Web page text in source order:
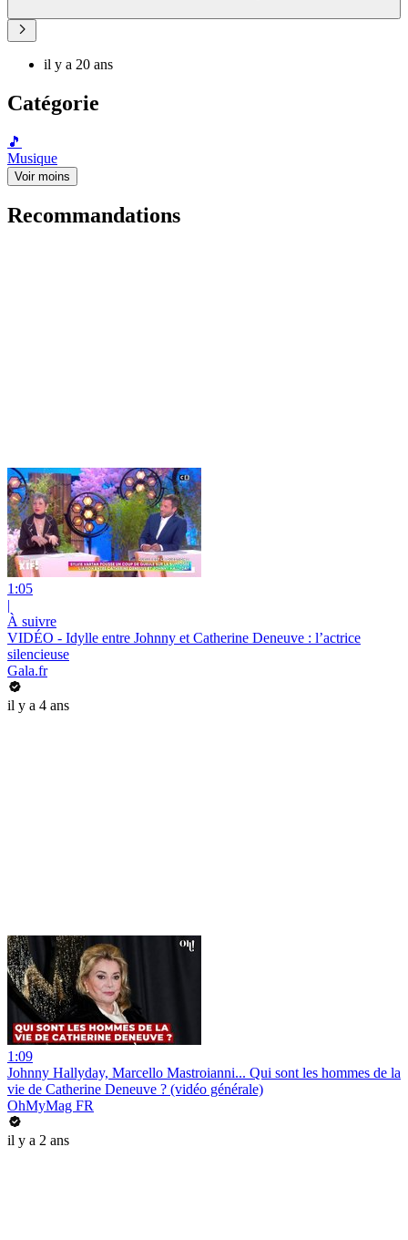
il y a 20 ans
Catégorie
🎵
Musique
Voir moins
Recommandations
1:05
|
À suivre
VIDÉO - Idylle entre Johnny et Catherine Deneuve : l’actrice
silencieuse
Gala.fr
il y a 4 ans
1:09
Johnny Hallyday, Marcello Mastroianni... Qui sont les hommes de la
vie de Catherine Deneuve ? (vidéo générale)
OhMyMag FR
il y a 2 ans